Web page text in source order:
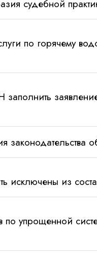
судебной
по горячему
законодательства
исключены из
упрощенной